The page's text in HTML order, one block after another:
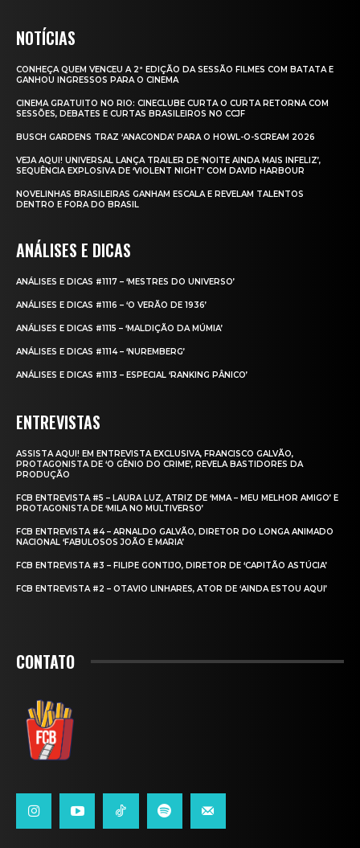
NOTÍCIAS
CONHEÇA QUEM VENCEU A 2ª EDIÇÃO DA SESSÃO FILMES COM BATATA E
GANHOU INGRESSOS PARA O CINEMA
CINEMA GRATUITO NO RIO: CINECLUBE CURTA O CURTA RETORNA COM
SESSÕES, DEBATES E CURTAS BRASILEIROS NO CCJF
BUSCH GARDENS TRAZ ‘ANACONDA’ PARA O HOWL-O-SCREAM 2026
VEJA AQUI! UNIVERSAL LANÇA TRAILER DE ‘NOITE AINDA MAIS INFELIZ’,
SEQUÊNCIA EXPLOSIVA DE ‘VIOLENT NIGHT’ COM DAVID HARBOUR
NOVELINHAS BRASILEIRAS GANHAM ESCALA E REVELAM TALENTOS
DENTRO E FORA DO BRASIL
ANÁLISES E DICAS
ANÁLISES E DICAS #1117 – ‘MESTRES DO UNIVERSO’
ANÁLISES E DICAS #1116 – ‘O VERÃO DE 1936’
ANÁLISES E DICAS #1115 – ‘MALDIÇÃO DA MÚMIA’
ANÁLISES E DICAS #1114 – ‘NUREMBERG’
ANÁLISES E DICAS #1113 – ESPECIAL ‘RANKING PÂNICO’
ENTREVISTAS
ASSISTA AQUI! EM ENTREVISTA EXCLUSIVA, FRANCISCO GALVÃO,
PROTAGONISTA DE ‘O GÊNIO DO CRIME’, REVELA BASTIDORES DA
PRODUÇÃO
FCB ENTREVISTA #5 – LAURA LUZ, ATRIZ DE ‘MMA – MEU MELHOR AMIGO’ E
PROTAGONISTA DE ‘MILA NO MULTIVERSO’
FCB ENTREVISTA #4 – ARNALDO GALVÃO, DIRETOR DO LONGA ANIMADO
NACIONAL ‘FABULOSOS JOÃO E MARIA’
FCB ENTREVISTA #3 – FILIPE GONTIJO, DIRETOR DE ‘CAPITÃO ASTÚCIA’
FCB ENTREVISTA #2 – OTAVIO LINHARES, ATOR DE ‘AINDA ESTOU AQUI’
CONTATO